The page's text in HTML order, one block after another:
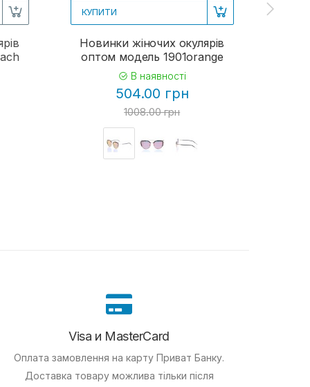
КУПИТИ
Новинки жіночих окулярів
оптом модель 1901orange
В наявності
504.00 грн
1008.00 грн
Visa и MasterCard
Оплата замовлення на карту Приват Банку.
Доставка товару можлива тільки після